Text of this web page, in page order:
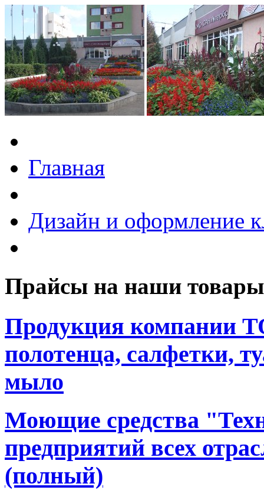
Главная
Дизайн и оформление
Прайсы на наши
Продукция компании
полотенца, салфетки,
мыло
Моющие средства
предприятий всех
(полный)